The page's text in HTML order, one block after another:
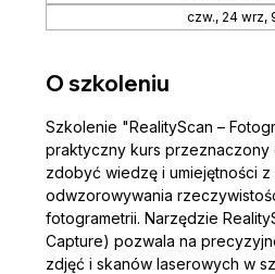
czw., 24 wrz,
O szkoleniu
Szkolenie "RealityScan –
praktyczny kurs przeznaczony
zdobyć wiedzę i umiejętności
odwzorowywania
fotogrametrii. Narzędzie
Capture) pozwala na
zdjęć i skanów laserowych w